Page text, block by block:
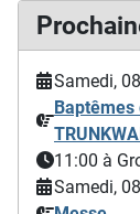
Samedi,
Baptêmes
11:00 à
Samedi,